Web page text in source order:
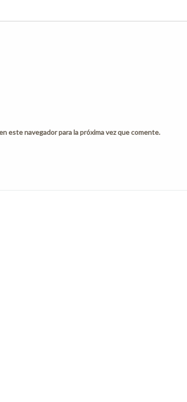
este navegador para la próxima vez que comente.